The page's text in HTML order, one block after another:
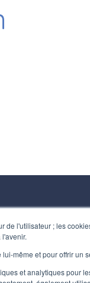
de l'utilisateur ; les
même et pour offrir un
et analytiques pour